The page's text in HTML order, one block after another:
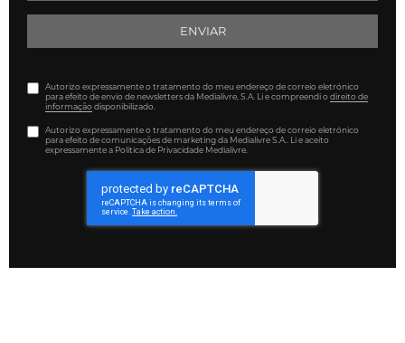
ENVIAR
Autorizo expressamente o tratamento do meu endereço de correio eletrónico
para efeito de envio de newsletters da Medialivre, S.A. Li e compreendi odireito de
informaçãodisponibilizado.
Autorizo expressamente o tratamento do meu endereço de correio eletrónico
para efeito de comunicações de marketing da Medialivre S.A.. Li e aceito
expressamente a Política de Privacidade Medialivre.